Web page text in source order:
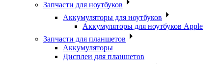
Запчасти для ноутбуков
Аккумуляторы для ноутбуков
Аккумуляторы для ноутбуков Apple
Запчасти для планшетов
Аккумуляторы
Дисплеи для планшетов